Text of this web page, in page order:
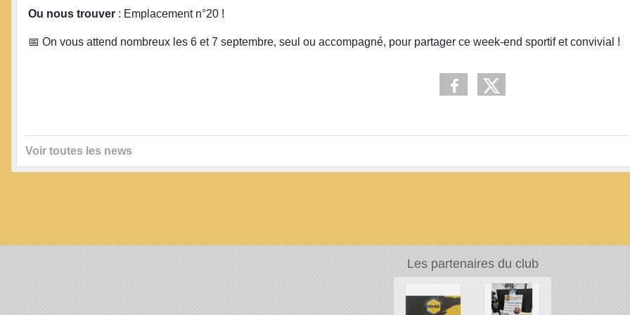
Ou nous trouver : Emplacement n°20 !
📅 On vous attend nombreux les 6 et 7 septembre, seul ou accompagné, pour partager ce week-end sportif et convivial !
Voir toutes les news
Les partenaires du club